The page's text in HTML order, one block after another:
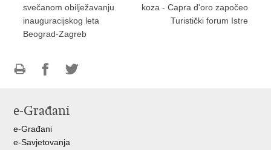
svečanom obilježavanju
inauguracijskog leta
Beograd-Zagreb
koza - Capra d'oro započeo
Turistički forum Istre
FacebookuTwitteru
e-Građani
e-Građani
e-Savjetovanja